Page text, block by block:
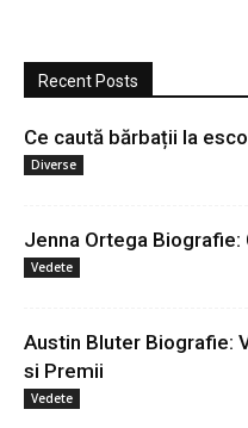
Recent Posts
Ce caută bărbații la
Diverse
Jenna Ortega
Vedete
Austin Bluter Biografie:
si Premii
Vedete